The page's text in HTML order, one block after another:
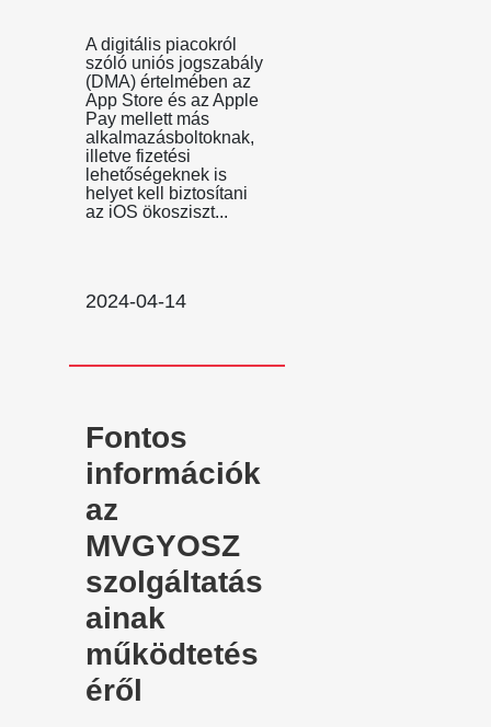
A digitális piacokról
szóló uniós jogszabály
(DMA) értelmében az
App Store és az Apple
Pay mellett más
alkalmazásboltoknak,
illetve fizetési
lehetőségeknek is
helyet kell biztosítani
az iOS ökosziszt...
2024-04-14
Fontos
információk
az
MVGYOSZ
szolgáltatás
ainak
működtetés
éről